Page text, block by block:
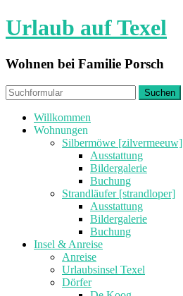
Urlaub auf Texel
Wohnen bei Familie Porsch
Willkommen
Wohnungen
Silbermöwe [zilvermeeuw]
Ausstattung
Bildergalerie
Buchung
Strandläufer [strandloper]
Ausstattung
Bildergalerie
Buchung
Insel & Anreise
Anreise
Urlaubsinsel Texel
Dörfer